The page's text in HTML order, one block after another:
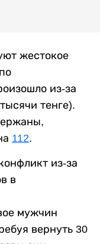
жестокое
из-за
тенге).
112.
из-за
в
мужчин
вернуть 30